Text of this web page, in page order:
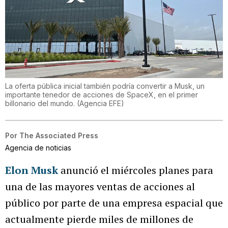
La oferta pública inicial también podría convertir a Musk, un
importante tenedor de acciones de SpaceX, en el primer
billonario del mundo. (Agencia EFE)
Por The Associated Press
Agencia de noticias
Elon Muskanunció el miércoles planes para
una de las mayores ventas de acciones al
público por parte de una empresa espacial que
actualmente pierde miles de millones de